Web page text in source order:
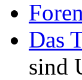
Das
sind